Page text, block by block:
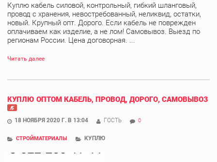
Куплю кабель силовой, контрольный, гибкий шланговый,
провод с хранения, невостребованный, неликвид, остатки,
новый. Крупный опт. Дорого. Если кабель не поврежден
оплачиваем как изделие, а не лом! Самовывоз. Выезд по
регионам России. Цена договорная. ...
Читать далее
КУПЛЮ ОПТОМ КАБЕЛЬ, ПРОВОД, ДОРОГО, САМОВЫВОЗ
18 НОЯБРЯ 2020 Г. В 13:04 ГОСТЬ 0
СТРОЙМАТЕРИАЛЫ КУПЛЮ